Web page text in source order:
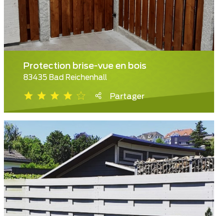
Protection brise-vue en bois
83435 Bad Reichenhall
Partager